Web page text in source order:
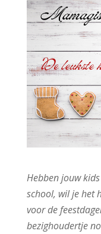
Hebben jouw
school, wil je het
voor de
bezighoudertje